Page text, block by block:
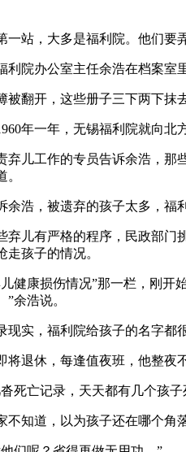
站，大多是福利院。他们要弄
院办公室主任余浩在档案室里
翻开，这些册子三下两下抹
年一年，无锡福利院就向北方
工作的专员告诉余浩，那些
，被遗弃的孩子太多，福利
有严格的程序，民政部门挑
走孩子的情况。
康损伤情况”那一栏，刚开始
余浩说。
实，福利院给孩子的名字都很
退休，每逢值夜班，他整夜不
亡记录，天天都有几个孩子
知道，以为孩子还在哪个角落